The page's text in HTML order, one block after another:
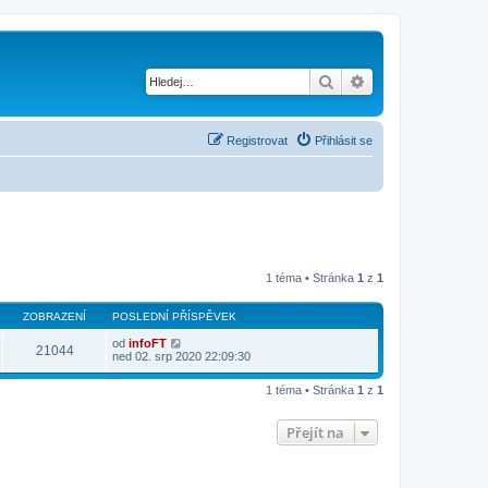
Hledat
Přihlásit se
Registrovat
1 téma • Stránka 1 z 1
ZOBRAZENÍ POSLEDNÍ PŘÍSPĚVEK
21044 od infoFT
ned 02. srp 2020 22:09:30
1 téma • Stránka 1 z 1
Přejít na